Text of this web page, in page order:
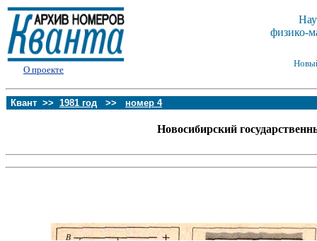
О проекте
физико-
Квант >> 1981 год >> номер 4
Новосибирский